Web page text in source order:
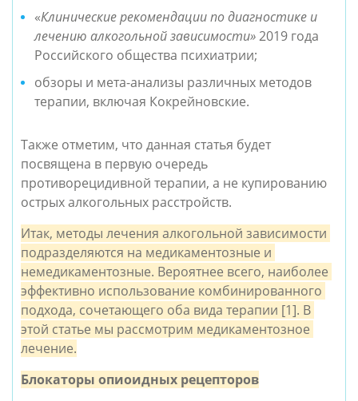
«Клинические рекомендации по диагностике и
лечению алкогольной зависимости» 2019 года
Российского общества психиатрии;
обзоры и мета-анализы различных методов
терапии, включая Кокрейновские.
Также отметим, что данная статья будет
посвящена в первую очередь
противорецидивной терапии, а не купированию
острых алкогольных расстройств.
Итак, методы лечения алкогольной зависимости
подразделяются на медикаментозные и
немедикаментозные. Вероятнее всего, наиболее
эффективно использование комбинированного
подхода, сочетающего оба вида терапии [1]. В
этой статье мы рассмотрим медикаментозное
лечение.
Блокаторы опиоидных рецепторов